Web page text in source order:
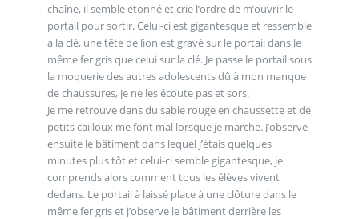
chaîne, il semble étonné et crie l’ordre de m’ouvrir le
portail pour sortir. Celui-ci est gigantesque et ressemble
à la clé, une tête de lion est gravé sur le portail dans le
même fer gris que celui sur la clé. Je passe le portail sous
la moquerie des autres adolescents dû à mon manque
de chaussures, je ne les écoute pas et sors.
Je me retrouve dans du sable rouge en chaussette et de
petits cailloux me font mal lorsque je marche. J’observe
ensuite le bâtiment dans lequel j’étais quelques
minutes plus tôt et celui-ci semble gigantesque, je
comprends alors comment tous les élèves vivent
dedans. Le portail à laissé place à une clôture dans le
même fer gris et j’observe le bâtiment derrière les